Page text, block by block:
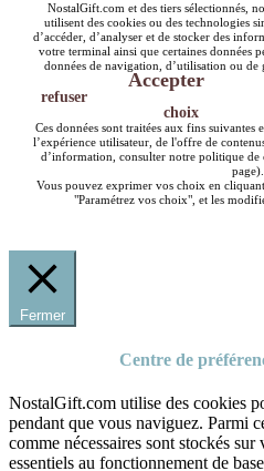
NostalGift.com et des tiers sélectionnés,
utilisent des cookies ou des technologies
d’accéder, d’analyser et de stocker des
votre terminal ainsi que certaines données
données de navigation, d’utilisation ou
Accepter
refuser
choix
Ces données sont traitées aux fins suivantes
l’expérience utilisateur, de l'offre de
d’information, consulter notre politique de
page).
Vous pouvez exprimer vos choix en
"Paramétrez vos choix", et les
Fermer
Centre de
NostalGift.com utilise des cookies
pendant que vous naviguez. Parmi
comme nécessaires sont stockés
essentiels au fonctionnement de